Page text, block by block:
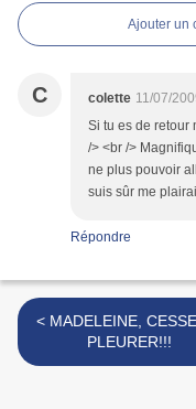
Ajouter un
C colette 11/07/
Si tu es de retour
/> <br />
ne plus pouvoir
suis sûr me
Répondre
< MADELEINE, CESSE DE
PLEURER!!!